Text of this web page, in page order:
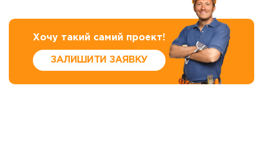
Хочу такий самий проект!
ЗАЛИШИТИ ЗАЯВКУ